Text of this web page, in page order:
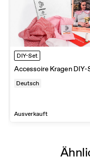
DIY-Set
Accessoire Kragen DIY-
Deutsch
Ausverkauft